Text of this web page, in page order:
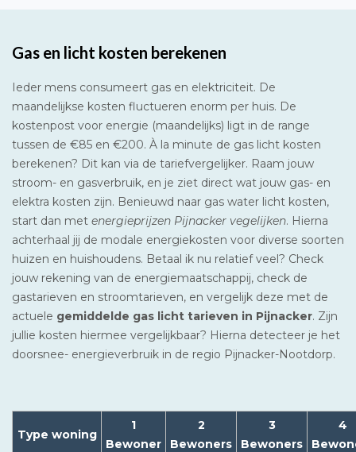
Gas en licht kosten berekenen
Ieder mens consumeert gas en elektriciteit. De
maandelijkse kosten fluctueren enorm per huis. De
kostenpost voor energie (maandelijks) ligt in de range
tussen de €85 en €200. À la minute de gas licht kosten
berekenen? Dit kan via de tariefvergelijker. Raam jouw
stroom- en gasverbruik, en je ziet direct wat jouw gas- en
elektra kosten zijn. Benieuwd naar gas water licht kosten,
start dan met energieprijzen Pijnacker vegelijken. Hierna
achterhaal jij de modale energiekosten voor diverse soorten
huizen en huishoudens. Betaal ik nu relatief veel? Check
jouw rekening van de energiemaatschappij, check de
gastarieven en stroomtarieven, en vergelijk deze met de
actuele gemiddelde gas licht tarieven in Pijnacker. Zijn
jullie kosten hiermee vergelijkbaar? Hierna detecteer je het
doorsnee- energieverbruik in de regio Pijnacker-Nootdorp.
Type woning
1
Bewoner
2
Bewoners
3
Bewoners
4